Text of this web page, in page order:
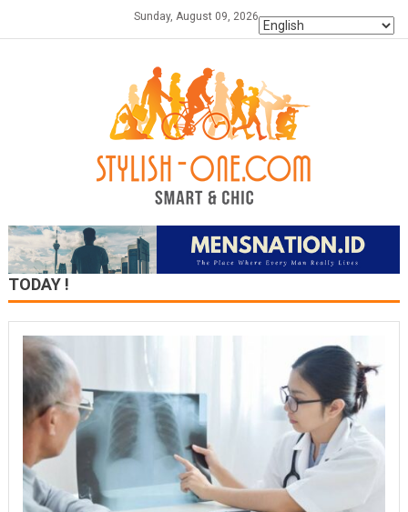
Sunday, August 09, 2026
TODAY !